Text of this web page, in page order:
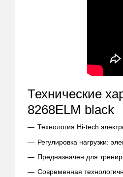
Технические
8268ELM black
Технология Hi-tech
Регулировка нагрузки:
Предназначен для
Современная